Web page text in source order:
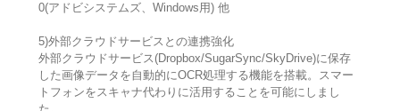
0(アドビシステムズ、Windows用) 他
5)外部クラウドサービスとの連携強化
外部クラウドサービス(Dropbox/SugarSync/SkyDrive)に保存
した画像データを自動的にOCR処理する機能を搭載。スマー
トフォンをスキャナ代わりに活用することを可能にしまし